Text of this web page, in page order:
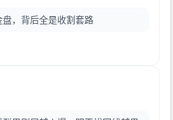
，背后全是收割套路